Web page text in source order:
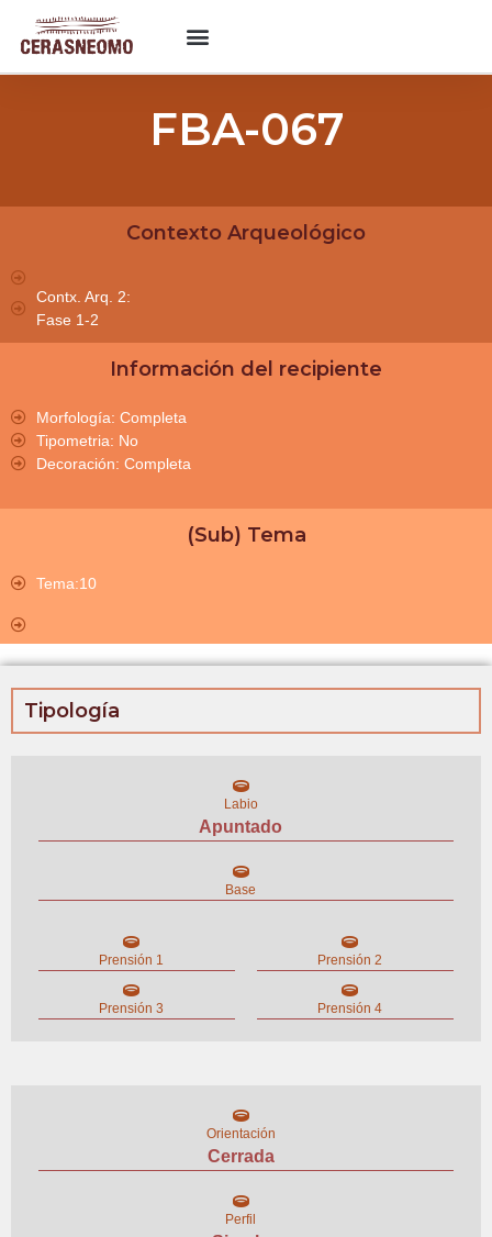
FBA-067
Contexto Arqueológico
Contx. Arq. 2:
Fase 1-2
Información del recipiente
Morfología: Completa
Tipometria: No
Decoración: Completa
(Sub) Tema
Tema:10
Tipología
Labio
Apuntado
Base
Prensión 1 Prensión 2
Prensión 3 Prensión 4
Orientación
Cerrada
Perfil